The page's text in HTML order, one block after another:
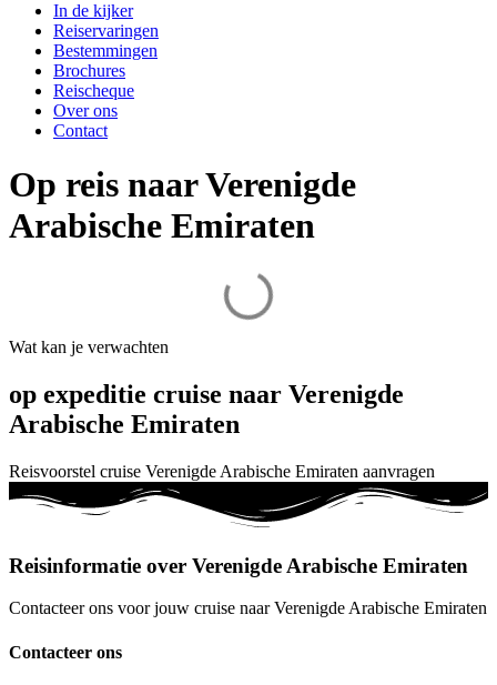
In de kijker
Reiservaringen
Bestemmingen
Brochures
Reischeque
Over ons
Contact
Op reis naar Verenigde
Arabische Emiraten
Wat kan je verwachten
op expeditie cruise naar Verenigde
Arabische Emiraten
Reisvoorstel cruise Verenigde Arabische Emiraten aanvragen
Reisinformatie over Verenigde Arabische Emiraten
Contacteer ons voor jouw cruise naar Verenigde Arabische Emiraten
Contacteer ons